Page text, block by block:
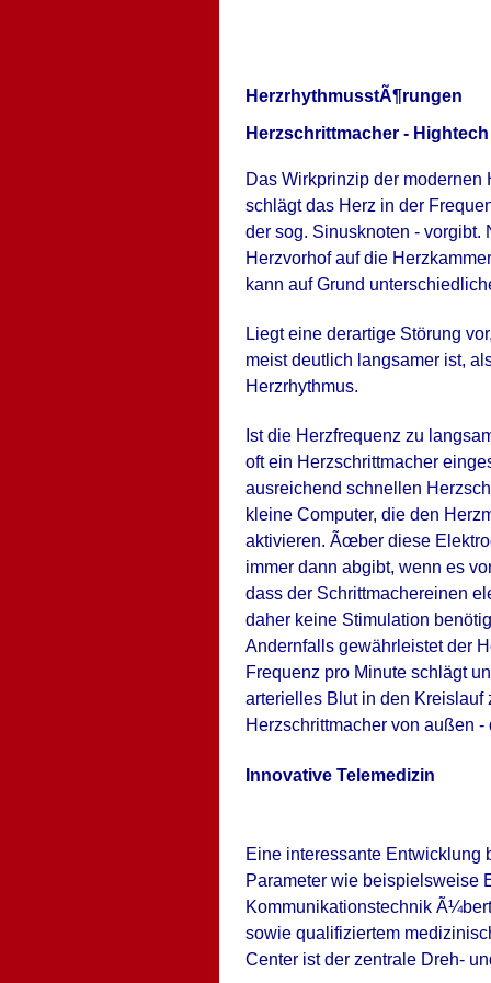
HerzrhythmusstÃ¶rungen
Herzschrittmacher -
Das Wirkprinzip der modernen
schlägt das Herz in der
der sog. Sinusknoten - vorgibt.
Herzvorhof auf die
kann auf Grund
Liegt eine derartige Störung
meist deutlich langsamer ist,
Herzrhythmus.
Ist die Herzfrequenz zu
oft ein Herzschrittmacher
ausreichend schnellen
kleine Computer, die den
aktivieren. Ãœber diese
immer dann abgibt, wenn es
dass der Schrittmachereinen
daher keine Stimulation
Andernfalls gewährleistet der
Frequenz pro Minute schlägt
arterielles Blut in den Kreislauf
Herzschrittmacher von außen
Innovative Telemedizin
Eine interessante Entwicklung
Parameter wie beispielsweise
Kommunikationstechnik
sowie qualifiziertem
Center ist der zentrale Dreh-